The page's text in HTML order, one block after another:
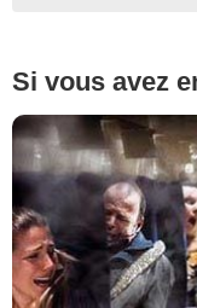
Si vous avez